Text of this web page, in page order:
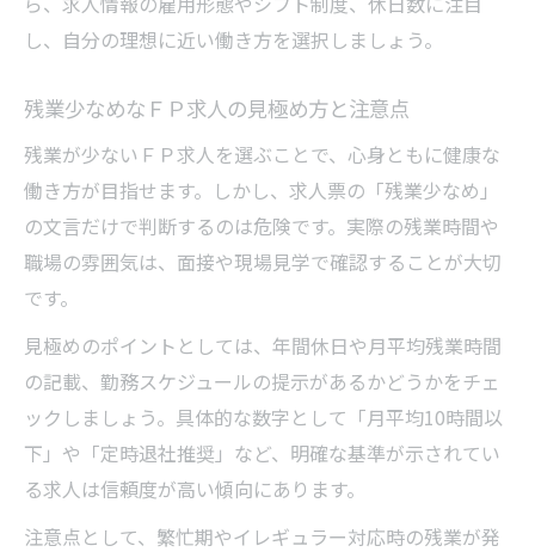
し、自分の理想に近い働き方を選択しましょう。
残業少なめなＦＰ求人の見極め方と注意点
残業が少ないＦＰ求人を選ぶことで、心身ともに健康な
働き方が目指せます。しかし、求人票の「残業少なめ」
の文言だけで判断するのは危険です。実際の残業時間や
職場の雰囲気は、面接や現場見学で確認することが大切
です。
見極めのポイントとしては、年間休日や月平均残業時間
の記載、勤務スケジュールの提示があるかどうかをチェ
ックしましょう。具体的な数字として「月平均10時間以
下」や「定時退社推奨」など、明確な基準が示されてい
る求人は信頼度が高い傾向にあります。
注意点として、繁忙期やイレギュラー対応時の残業が発